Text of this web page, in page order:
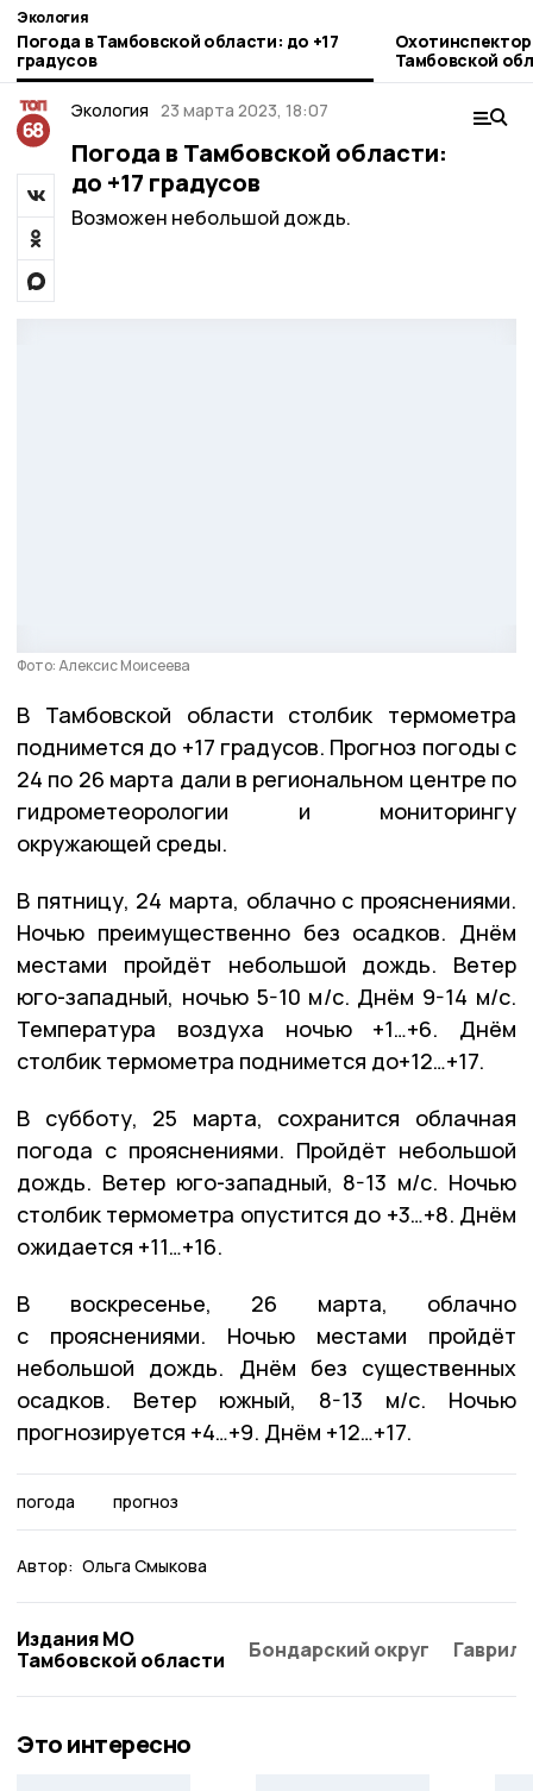
Экология
Погода в Тамбовской области: до +17
градусов
Тамбовской
БПЛА
Экология 23 марта 2023, 18:07
Погода в Тамбовской области:
до +17 градусов
Возможен небольшой дождь.
Фото: Алексис Моисеева
В Тамбовской области столбик термометра
поднимется до +17 градусов. Прогноз погоды с
24 по 26 марта дали в региональном центре по
гидрометеорологии и мониторингу
окружающей среды.
В пятницу, 24 марта, облачно с прояснениями.
Ночью преимущественно без осадков. Днём
местами пройдёт небольшой дождь. Ветер
юго-западный, ночью 5-10 м/с. Днём 9-14 м/с.
Температура воздуха ночью +1…+6. Днём
столбик термометра поднимется до+12…+17.
В субботу, 25 марта, сохранится облачная
погода с прояснениями. Пройдёт небольшой
дождь. Ветер юго-западный, 8-13 м/с. Ночью
столбик термометра опустится до +3…+8. Днём
ожидается +11…+16.
В воскресенье, 26 марта, облачно
с прояснениями. Ночью местами пройдёт
небольшой дождь. Днём без существенных
осадков. Ветер южный, 8-13 м/с. Ночью
прогнозируется +4…+9. Днём +12…+17.
погода прогноз
Автор: Ольга Смыкова
Издания МО
Тамбовской области
Бондарский округ
Это интересно